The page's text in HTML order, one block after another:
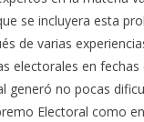
se incluyera esta
de varias
electorales en fechas
generó no pocas
Electoral como